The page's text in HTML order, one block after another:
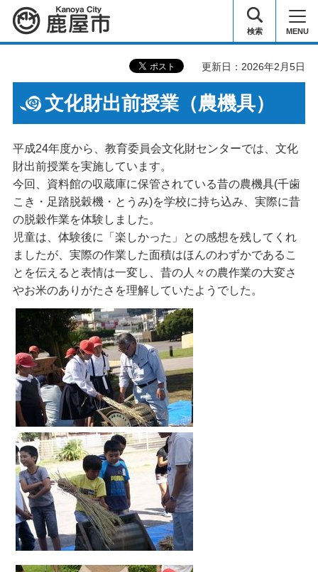
鹿屋市 検索 MENU
更新日：2026年2月5日
文化財出前授業（農機具）
平成24年度から、教育委員会文化財センターでは、文化
財出前授業を実施しています。
今回、資料館の収蔵庫に保管されている昔の農機具(千歯
こき・足踏脱穀機・とうみ)を学校に持ち込み、実際に昔
の脱穀作業を体験しました。
児童は、体験後に「楽しかった」との感想を残してくれ
ましたが、実際の作業した面積はほんのわずかであるこ
とを伝えると表情は一変し、昔の人々の農作業の大変さ
やお米のありがたさを理解していたようでした。